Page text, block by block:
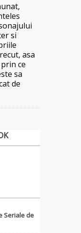
si
asa
ce
sa
de
Seriale de